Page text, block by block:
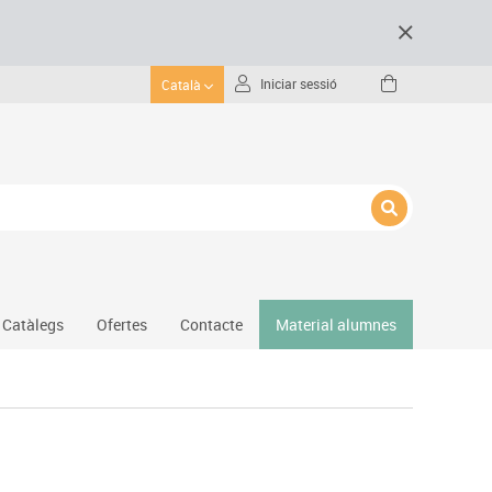
Català Iniciar sessió
Catàlegs Ofertes Contacte Material alumnes